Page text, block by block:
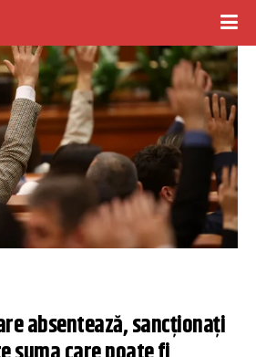
absentează, sancționați